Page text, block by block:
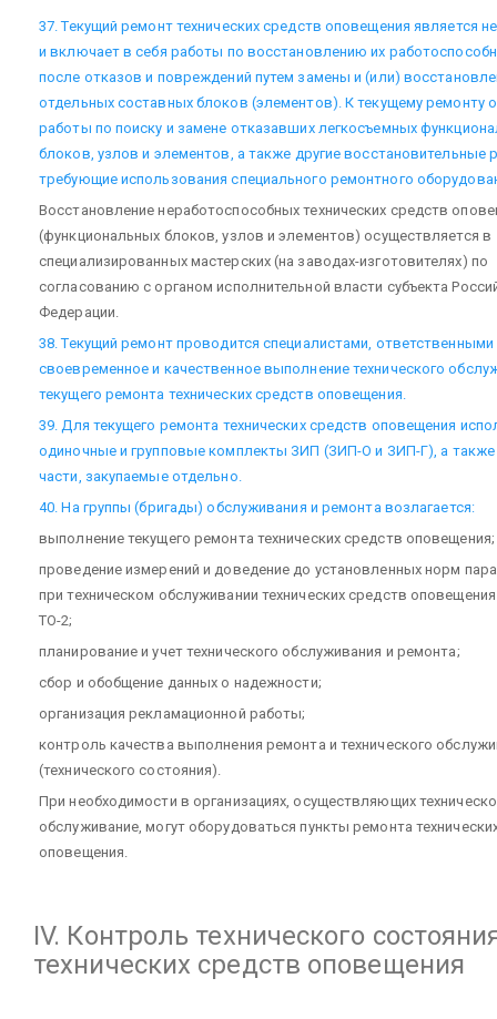
37. Текущий ремонт технических средств оповещения является
и включает в себя работы по восстановлению их
после отказов и повреждений путем замены и (или)
отдельных составных блоков (элементов). К текущему ремонту
работы по поиску и замене отказавших легкосъемных
блоков, узлов и элементов, а также другие восстановительные
требующие использования специального ремонтного
Восстановление неработоспособных технических средств
(функциональных блоков, узлов и элементов) осуществляется в
специализированных мастерских (на заводах-изготовителях) по
согласованию с органом исполнительной власти субъекта
Федерации.
38. Текущий ремонт проводится специалистами, ответственными
своевременное и качественное выполнение технического
текущего ремонта технических средств оповещения.
39. Для текущего ремонта технических средств оповещения
одиночные и групповые комплекты ЗИП (ЗИП-О и ЗИП-Г), а также
части, закупаемые отдельно.
40. На группы (бригады) обслуживания и ремонта возлагается:
выполнение текущего ремонта технических средств оповещения;
проведение измерений и доведение до установленных норм
при техническом обслуживании технических средств
ТО-2;
планирование и учет технического обслуживания и ремонта;
сбор и обобщение данных о надежности;
организация рекламационной работы;
контроль качества выполнения ремонта и технического
(технического состояния).
При необходимости в организациях, осуществляющих
обслуживание, могут оборудоваться пункты ремонта
оповещения.
IV. Контроль технического
технических средств оповещения